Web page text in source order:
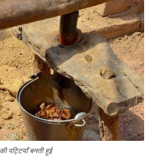
पट्टियाँ बनती हुई